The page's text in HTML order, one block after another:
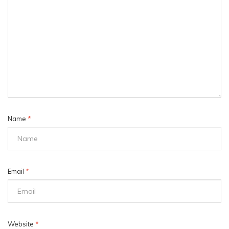
Name *
Email *
Website *